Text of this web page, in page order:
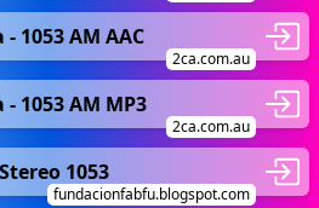
1053 AM AAC
2ca.com.au
- 1053 AM MP3
2ca.com.au
1053
fundacionfabfu.blogspot.com